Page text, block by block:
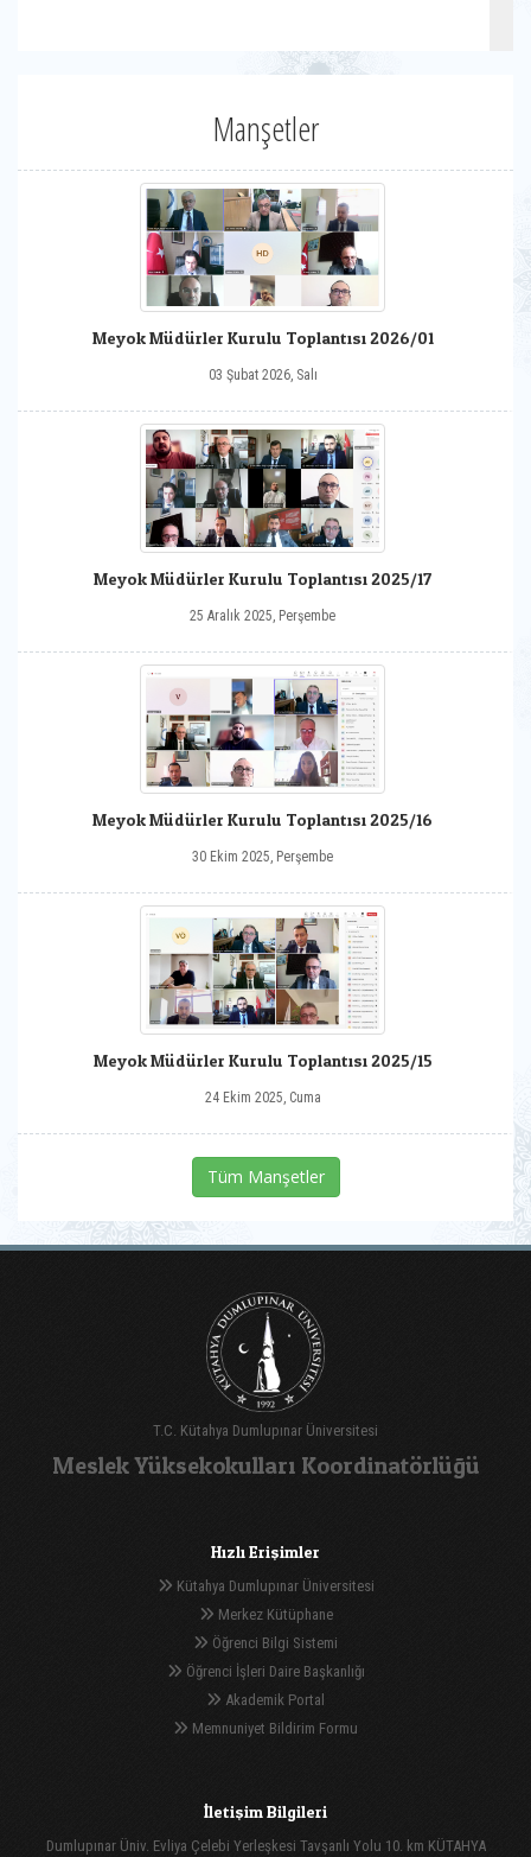
Manşetler
Meyok Müdürler Kurulu Toplantısı 2026/01
03 Şubat 2026, Salı
Meyok Müdürler Kurulu Toplantısı 2025/17
25 Aralık 2025, Perşembe
Meyok Müdürler Kurulu Toplantısı 2025/16
30 Ekim 2025, Perşembe
Meyok Müdürler Kurulu Toplantısı 2025/15
24 Ekim 2025, Cuma
Tüm Manşetler
T.C. Kütahya Dumlupınar Üniversitesi
Meslek Yüksekokulları Koordinatörlüğü
Hızlı Erişimler
Kütahya Dumlupınar Üniversitesi
Merkez Kütüphane
Öğrenci Bilgi Sistemi
Öğrenci İşleri Daire Başkanlığı
Akademik Portal
Memnuniyet Bildirim Formu
İletişim Bilgileri
Dumlupınar Üniv. Evliya Çelebi Yerleşkesi Tavşanlı Yolu 10. km KÜTAHYA